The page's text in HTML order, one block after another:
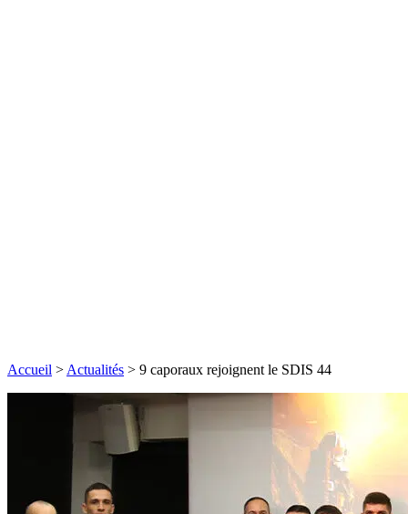
Accueil > Actualités > 9 caporaux rejoignent le SDIS 44